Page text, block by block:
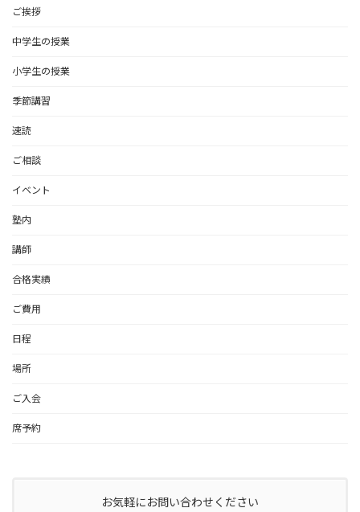
ご挨拶
中学生の授業
小学生の授業
季節講習
速読
ご相談
イベント
塾内
講師
合格実績
ご費用
日程
場所
ご入会
席予約
お気軽にお問い合わせください